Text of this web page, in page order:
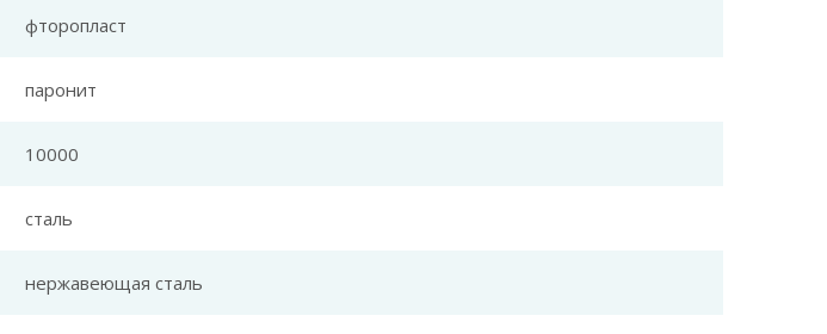
фторопласт
паронит
10000
сталь
нержавеющая сталь